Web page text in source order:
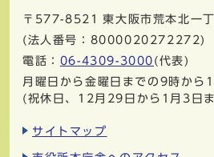
〒577-8521
東大阪市荒本北一
(法人番号：8000020272272)
電話： 06-4309-3000 (代表)
月曜日から金曜日までの9時から
(祝休日、12月29日から1月3日
サイトマップ